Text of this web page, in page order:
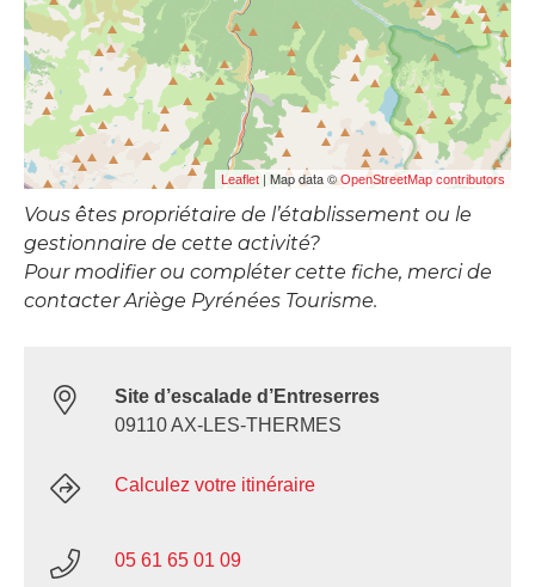
Leaflet | Map data ©OpenStreetMap contributors
Vous êtes propriétaire de l’établissement ou le
gestionnaire de cette activité?
Pour modifier ou compléter cette fiche, merci de
contacter Ariège Pyrénées Tourisme.
Site d’escalade d’Entreserres
09110 AX-LES-THERMES
Calculez votre itinéraire
05 61 65 01 09